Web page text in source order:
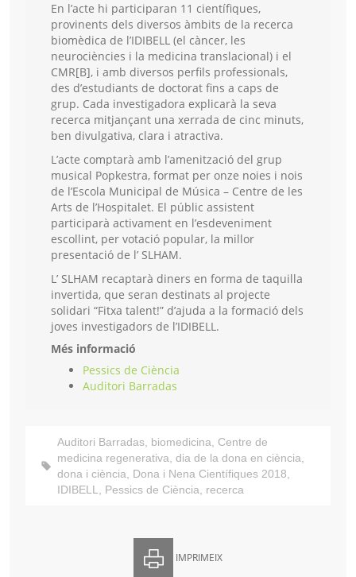
En l’acte hi participaran 11 científiques,
provinents dels diversos àmbits de la recerca
biomèdica de l’IDIBELL (el càncer, les
neurociències i la medicina translacional) i el
CMR[B], i amb diversos perfils professionals,
des d’estudiants de doctorat fins a caps de
grup. Cada investigadora explicarà la seva
recerca mitjançant una xerrada de cinc minuts,
ben divulgativa, clara i atractiva.
L’acte comptarà amb l’amenització del grup
musical Popkestra, format per onze noies i nois
de l’Escola Municipal de Música – Centre de les
Arts de l’Hospitalet. El públic assistent
participarà activament en l’esdeveniment
escollint, per votació popular, la millor
presentació de l’ SLHAM.
L’ SLHAM recaptarà diners en forma de taquilla
invertida, que seran destinats al projecte
solidari “Fitxa talent!” d’ajuda a la formació dels
joves investigadors de l’IDIBELL.
Més informació
Pessics de Ciència
Auditori Barradas
Auditori Barradas, biomedicina, Centre de
medicina regenerativa, dia de la dona en ciència,
dona i ciència, Dona i Nena Científiques 2018,
IDIBELL, Pessics de Ciència, recerca
IMPRIMEIX